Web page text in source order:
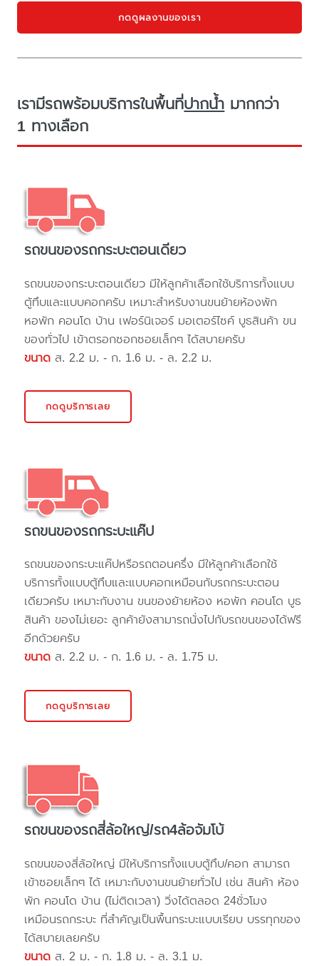
กดดูผลงานของเรา
เรามีรถพร้อมบริการในพื้นที่ปากน้ำ มากกว่า
1 ทางเลือก
รถขนของรถกระบะตอนเดียว
รถขนของกระบะตอนเดียว มีให้ลูกค้าเลือกใช้บริการทั้งแบบ
ตู้ทึบและแบบคอกครับ เหมาะสำหรับงานขนย้ายห้องพัก
หอพัก คอนโด บ้าน เฟอร์นิเจอร์ มอเตอร์ไซค์ บูธสินค้า ขน
ของทั่วไป เข้าตรอกซอกซอยเล็กๆ ได้สบายครับ
ขนาด ส. 2.2 ม. - ก. 1.6 ม. - ล. 2.2 ม.
กดดูบริการเลย
รถขนของรถกระบะแค๊ป
รถขนของกระบะแค๊ปหรือรถตอนครึ่ง มีให้ลูกค้าเลือกใช้
บริการทั้งแบบตู้ทึบและแบบคอกเหมือนกับรถกระบะตอน
เดียวครับ เหมาะกับงาน ขนของย้ายห้อง หอพัก คอนโด บูธ
สินค้า ของไม่เยอะ ลูกค้ายังสามารถนั่งไปกับรถขนของได้ฟรี
อีกด้วยครับ
ขนาด ส. 2.2 ม. - ก. 1.6 ม. - ล. 1.75 ม.
กดดูบริการเลย
รถขนของรถสี่ล้อใหญ่/รถ4ล้อจัมโบ้
รถขนของสี่ล้อใหญ่ มีให้บริการทั้งแบบตู้ทึบ/คอก สามารถ
เข้าซอยเล็กๆ ได้ เหมาะกับงานขนย้ายทั่วไป เช่น สินค้า ห้อง
พัก คอนโด บ้าน (ไม่ติดเวลา) วิ่งได้ตลอด 24ชั่วโมง
เหมือนรถกระบะ ที่สำคัญเป็นพื้นกระบะแบบเรียบ บรรทุกของ
ได้สบายเลยครับ
ขนาด ส. 2 ม. - ก. 1.8 ม. - ล. 3.1 ม.